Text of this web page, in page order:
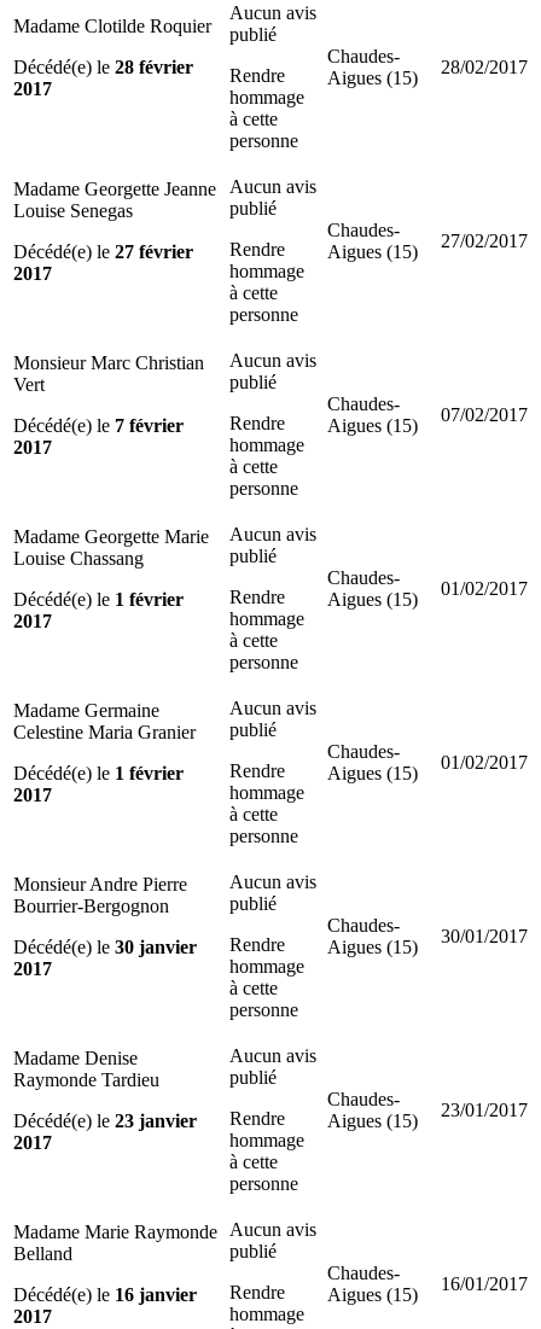
Madame Clotilde Roquier
Décédé(e) le 28 février
2017
Aucun avis
publié
Rendre
hommage
à cette
personne
Chaudes-
Aigues (15)
28/02/2017
Madame Georgette Jeanne
Louise Senegas
Décédé(e) le 27 février
2017
Aucun avis
publié
Rendre
hommage
à cette
personne
Chaudes-
Aigues (15)
27/02/2017
Monsieur Marc Christian
Vert
Décédé(e) le 7 février
2017
Aucun avis
publié
Rendre
hommage
à cette
personne
Chaudes-
Aigues (15)
07/02/2017
Madame Georgette Marie
Louise Chassang
Décédé(e) le 1 février
2017
Aucun avis
publié
Rendre
hommage
à cette
personne
Chaudes-
Aigues (15)
01/02/2017
Madame Germaine
Celestine Maria Granier
Décédé(e) le 1 février
2017
Aucun avis
publié
Rendre
hommage
à cette
personne
Chaudes-
Aigues (15)
01/02/2017
Monsieur Andre Pierre
Bourrier-Bergognon
Décédé(e) le 30 janvier
2017
Aucun avis
publié
Rendre
hommage
à cette
personne
Chaudes-
Aigues (15)
30/01/2017
Madame Denise
Raymonde Tardieu
Décédé(e) le 23 janvier
2017
Aucun avis
publié
Rendre
hommage
à cette
personne
Chaudes-
Aigues (15)
23/01/2017
Madame Marie Raymonde
Belland
Décédé(e) le 16 janvier
2017
Aucun avis
publié
Rendre
hommage
Chaudes-
Aigues (15)
16/01/2017